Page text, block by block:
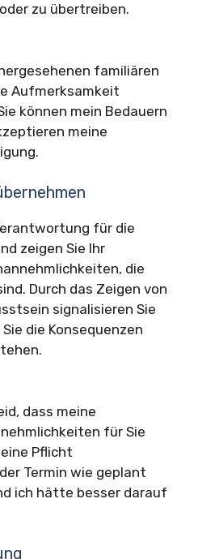
zu übertreiben.
familiären
Aufmerksamkeit
können mein Bedauern
meine
für die
zeigen Sie Ihr
die
Durch das Zeigen von
signalisieren Sie
die Konsequenzen
dass meine
für Sie
Pflicht
Termin wie geplant
ich hätte besser darauf